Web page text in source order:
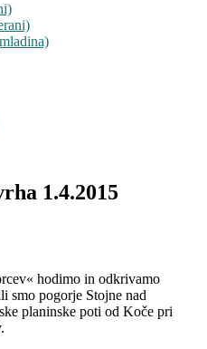
1.4.2015
hodimo in odkrivamo
smo pogorje Stojne nad
planinske poti od Koče pri